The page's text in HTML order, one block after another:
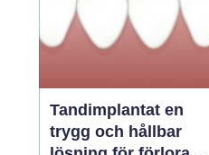
Tandimplantat en
trygg och hållbar